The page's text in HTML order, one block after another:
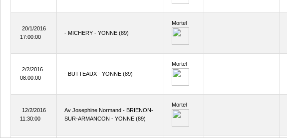
20/1/2016
17:00:00
- MICHERY - YONNE (89)
Mortel
2/2/2016
08:00:00
- BUTTEAUX - YONNE (89)
Mortel
12/2/2016
11:30:00
Av Josephine Normand - BRIENON-
SUR-ARMANCON - YONNE (89)
Mortel